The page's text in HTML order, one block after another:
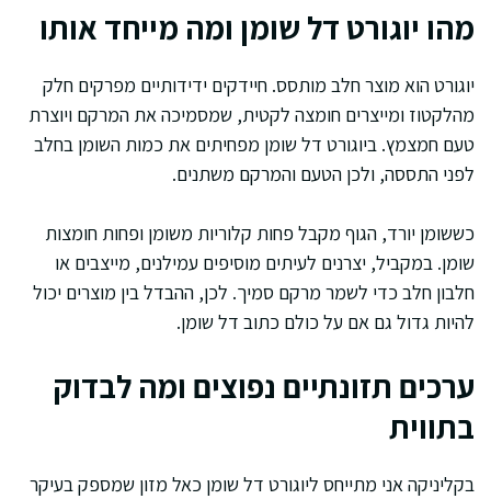
מהו יוגורט דל שומן ומה מייחד אותו
יוגורט הוא מוצר חלב מותסס. חיידקים ידידותיים מפרקים חלק
מהלקטוז ומייצרים חומצה לקטית, שמסמיכה את המרקם ויוצרת
טעם חמצמץ. ביוגורט דל שומן מפחיתים את כמות השומן בחלב
לפני התססה, ולכן הטעם והמרקם משתנים.
כששומן יורד, הגוף מקבל פחות קלוריות משומן ופחות חומצות
שומן. במקביל, יצרנים לעיתים מוסיפים עמילנים, מייצבים או
חלבון חלב כדי לשמר מרקם סמיך. לכן, ההבדל בין מוצרים יכול
להיות גדול גם אם על כולם כתוב דל שומן.
ערכים תזונתיים נפוצים ומה לבדוק
בתווית
בקליניקה אני מתייחס ליוגורט דל שומן כאל מזון שמספק בעיקר